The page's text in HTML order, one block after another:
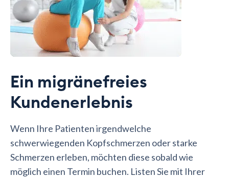
Ein migränefreies
Kundenerlebnis
Wenn Ihre Patienten irgendwelche
schwerwiegenden Kopfschmerzen oder starke
Schmerzen erleben, möchten diese sobald wie
möglich einen Termin buchen. Listen Sie mit Ihrer